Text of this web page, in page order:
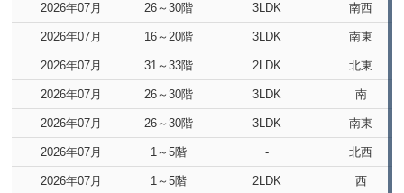
2026年07月 26～30階 3LDK 南西
2026年07月 16～20階 3LDK 南東
2026年07月 31～33階 2LDK 北東
2026年07月 26～30階 3LDK 南
2026年07月 26～30階 3LDK 南東
2026年07月 1～5階 - 北西
2026年07月 1～5階 2LDK 西